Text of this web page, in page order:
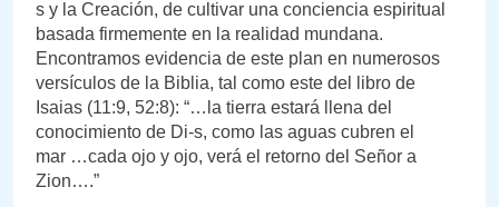
s y la Creación, de cultivar una conciencia espiritual
basada firmemente en la realidad mundana.
Encontramos evidencia de este plan en numerosos
versículos de la Biblia, tal como este del libro de
Isaias (11:9, 52:8): “…la tierra estará llena del
conocimiento de Di-s, como las aguas cubren el
mar …cada ojo y ojo, verá el retorno del Señor a
Zion….”